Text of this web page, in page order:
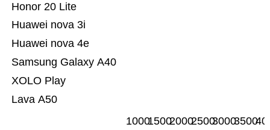
Lava A50
XOLO Play
Samsung Galaxy A40
Huawei nova 4e
Huawei nova 3i
Honor 20 Lite
100015002000250030003500